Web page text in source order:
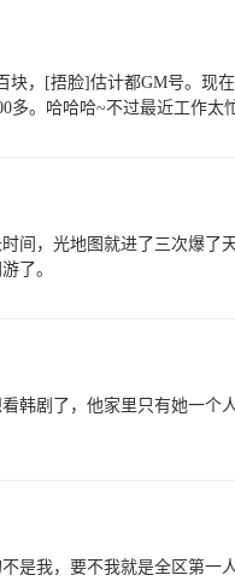
，[捂脸]估计都GM号。
。哈哈哈~不过最近工作太
间，光地图就进了三次爆
了。
韩剧了，他家里只有她一
是我，要不我就是全区第